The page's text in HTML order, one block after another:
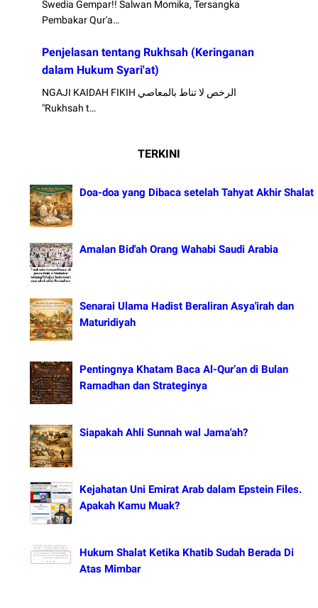
Swedia Gempar!! Salwan Momika, Tersangka
Pembakar Qur'a…
Penjelasan tentang Rukhsah (Keringanan
dalam Hukum Syari'at)
NGAJI KAIDAH FIKIH الرخص لا تناط بالمعاصي
"Rukhsah t…
TERKINI
Doa-doa yang Dibaca setelah Tahyat Akhir Shalat
Amalan Bid'ah Orang Wahabi Saudi Arabia
Senarai Ulama Hadist Beraliran Asya'irah dan
Maturidiyah
Pentingnya Khatam Baca Al-Qur’an di Bulan
Ramadhan dan Strateginya
Siapakah Ahli Sunnah wal Jama'ah?
Kejahatan Uni Emirat Arab dalam Epstein Files.
Apakah Kamu Muak?
Hukum Shalat Ketika Khatib Sudah Berada Di
Atas Mimbar